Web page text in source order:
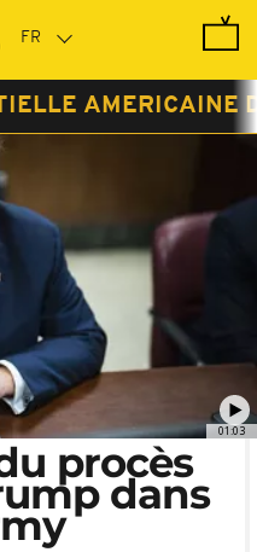
AMERICAINE
01:03
procès
dans